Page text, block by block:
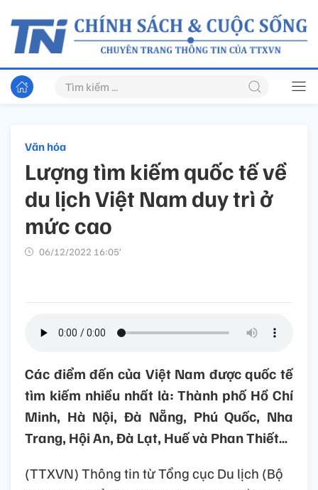
Văn hóa
Lượng tìm kiếm quốc tế về
du lịch Việt Nam duy trì ở
mức cao
06/12/2022 16:05’
Các điểm đến của Việt Nam được quốc tế
tìm kiếm nhiều nhất là: Thành phố Hồ Chí
Minh, Hà Nội, Đà Nẵng, Phú Quốc, Nha
Trang, Hội An, Đà Lạt, Huế và Phan Thiết…
(TTXVN) Thông tin từ Tổng cục Du lịch (Bộ